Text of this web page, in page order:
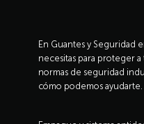
En Guantes y Seguridad
necesitas para proteger
normas de seguridad
cómo podemos ayudarte.